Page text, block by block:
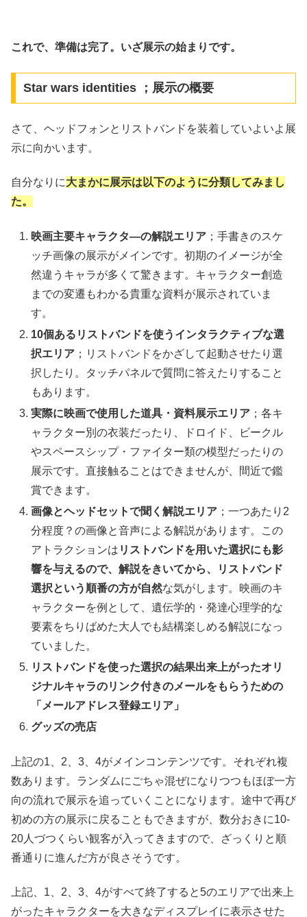
これで、準備は完了。いざ展示の始まりです。
Star wars identities ；展示の概要
さて、ヘッドフォンとリストバンドを装着していよいよ展
示に向かいます。
自分なりに大まかに展示は以下のように分類してみまし
た。
映画主要キャラクタ―の解説エリア ；手書きのスケ
ッチ画像の展示がメインです。初期のイメージが全
然違うキャラが多くて驚きます。キャラクター創造
までの変遷もわかる貴重な資料が展示されていま
す。
10個あるリストバンドを使うインタラクティブな選
択エリア ；リストバンドをかざして起動させたり選
択したり。タッチパネルで質問に答えたりすること
もあります。
実際に映画で使用した道具・資料展示エリア ；各キ
ャラクター別の衣装だったり、ドロイド、ビークル
やスペースシップ・ファイター類の模型だったりの
展示です。直接触ることはできませんが、間近で鑑
賞できます。
画像とヘッドセットで聞く解説エリア ；一つあたり2
分程度？の画像と音声による解説があります。この
アトラクションは リストバンドを用いた選択にも影
響を与えるので、解説をきいてから、リストバンド
選択という順番の方が自然な気がします。映画のキ
ャラクターを例として、遺伝学的・発達心理学的な
要素をちりばめた大人でも結構楽しめる解説になっ
ていました。
リストバンドを使った選択の結果出来上がったオリ
ジナルキャラのリンク付きのメールをもらうための
「メールアドレス登録エリア」
グッズの売店
上記の1、2、3、4がメインコンテンツです。それぞれ複
数あります。ランダムにごちゃ混ぜになりつつもほぼ一方
向の流れで展示を追っていくことになります。途中で再び
初めの方の展示に戻ることもできますが、数分おきに10-
20人づつくらい観客が入ってきますので、ざっくりと順
番通りに進んだ方が良さそうです。
上記、1、2、3、4がすべて終了すると5のエリアで出来上
がったキャラクターを大きなディスプレイに表示させた